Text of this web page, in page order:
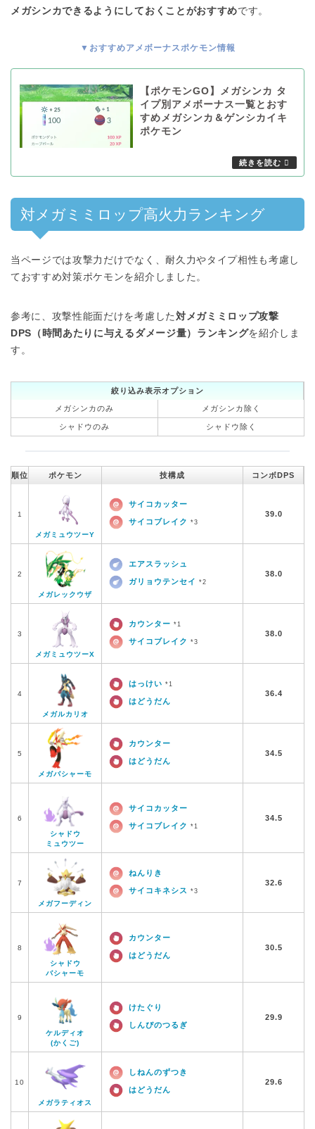
メガシンカできるようにしておくことがおすすめです。
▼おすすめアメボーナスポケモン情報
【ポケモンGO】メガシンカ タ
イプ別アメボーナス一覧とおす
すめメガシンカ＆ゲンシカイキ
ポケモン
対メガミミロップ高火力ランキング
当ページでは攻撃力だけでなく、耐久力やタイプ相性も考慮し
ておすすめ対策ポケモンを紹介しました。
参考に、攻撃性能面だけを考慮した 対メガミミロップ攻撃
DPS（時間あたりに与えるダメージ量）ランキングを紹介しま
す。
絞り込み表示オプション
メガシンカのみ メガシンカ除く
シャドウのみ シャドウ除く
順位 ポケモン 技構成 コンボDPS
1
メガミュウツーY
サイコカッター
サイコブレイク *3
39.0
2
メガレックウザ
エアスラッシュ
ガリョウテンセイ *2
38.0
3
メガミュウツーX
カウンター *1
サイコブレイク *3
38.0
4
メガルカリオ
はっけい *1
はどうだん
36.4
5
メガバシャーモ
カウンター
はどうだん
34.5
6
シャドウ
ミュウツー
サイコカッター
サイコブレイク *1
34.5
7
メガフーディン
ねんりき
サイコキネシス *3
32.6
8
シャドウ
バシャーモ
カウンター
はどうだん
30.5
9
ケルディオ
(かくご)
けたぐり
しんぴのつるぎ
29.9
10
メガラティオス
しねんのずつき
はどうだん
29.6